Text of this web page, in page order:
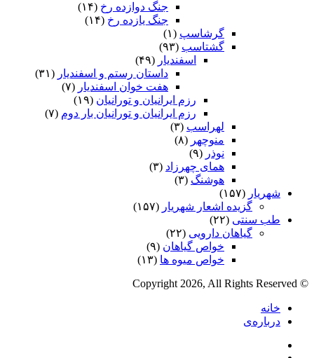
جنگ دوازده رخ (۱۴)
جنگ یازده رخ (۱۴)
گرشاسپ (۱)
گشتاسب (۹۳)
اسفندیار (۴۹)
داستان رستم و اسفندیار (۳۱)
هفت خوان اسفندیار (۷)
رزم ایرانیان و تورانیان (۱۹)
رزم ایرانیان و تورانیان بار دوم (۷)
لهراسب (۳)
منوچهر (۸)
نوذر (۹)
هماى چهرزاد (۳)
هوشنگ (۳)
شهریار (۱۵۷)
گزیده اشعار شهریار (۱۵۷)
طب سنتی (۲۲)
گیاهان دارویی (۲۲)
خواص گیاهان (۹)
خواص میوه ها (۱۳)
© Copyright 2026, All Rights Reserved
خانه
درباره‌ی